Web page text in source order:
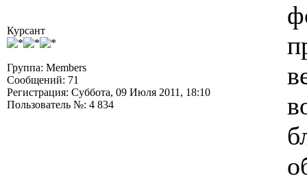
Курсант
Группа: Members
Сообщений: 71
Регистрация: Суббота, 09 Июля 2011, 18:10
Пользователь №: 4 834